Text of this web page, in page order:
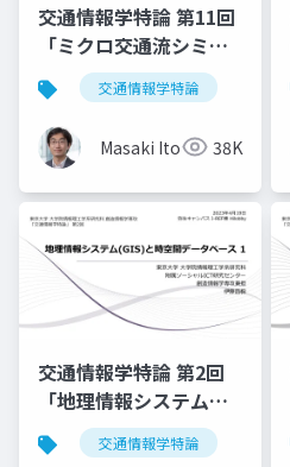
交通情報学特論 第11回
「ミクロ交通流シミュ
レーションSUMO深掘
り」講師：伊藤昌毅
交通情報学特論
Masaki Ito 38K
交通情報学特論 第2回
「地理情報システム
(GIS)と時空間データベ
ース 1」講師：伊藤昌
交通情報学特論